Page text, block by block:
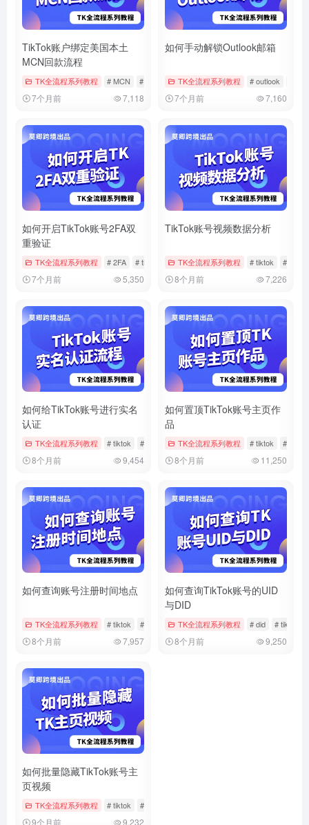
TikTok账户绑定美国本土
MCN回款流程
TK全流程系列教程 # MCN # tiktok # 回款
7个月前 7,118
如何手动解锁Outlook邮箱
TK全流程系列教程 # outlook
7个月前 7,160
如何开启TikTok账号2FA双
重验证
TK全流程系列教程 # 2FA # tiktok # 双重验证
7个月前 5,350
TikTok账号视频数据分析
TK全流程系列教程 # tiktok # 数据
8个月前 7,226
如何给TikTok账号进行实名
认证
TK全流程系列教程 # tiktok # 官方帐户实名 # 实名
8个月前 9,454
如何置顶TikTok账号主页作
品
TK全流程系列教程 # tiktok # 作品
8个月前 11,250
如何查询账号注册时间地点
TK全流程系列教程 # tiktok # 注册时间 # 账号信息
8个月前 7,957
如何查询TikTok账号的UID
与DID
TK全流程系列教程 # did # tiktok
8个月前 9,250
如何批量隐藏TikTok账号主
页视频
TK全流程系列教程 # tiktok # 批量管理
9个月前 9,232